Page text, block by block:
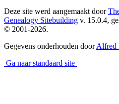
Deze site werd aangemaakt door
Genealogy Sitebuilding v. 15.0.4,
© 2001-2026.
Gegevens onderhouden doorAlfred
Ga naar standaard site